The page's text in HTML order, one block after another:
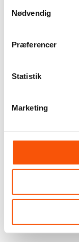
Nødvendig
Præferencer
Statistik
Marketing